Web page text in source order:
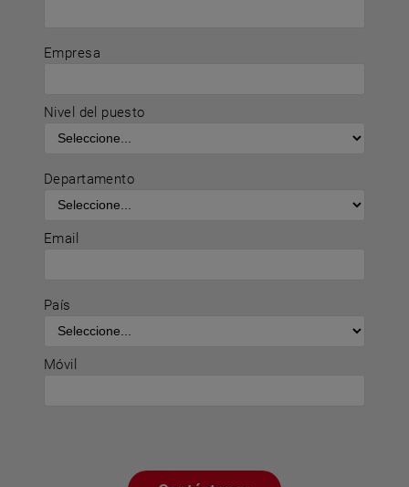
Empresa
Nivel del puesto
Departamento
Email
País
Móvil